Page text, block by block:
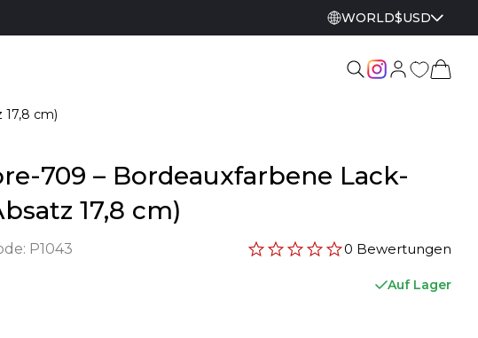
WORLD$USD
17,8 cm)
709 – Bordeauxfarbene Lack-
17,8 cm)
P1043 0 Bewertungen
Auf Lager